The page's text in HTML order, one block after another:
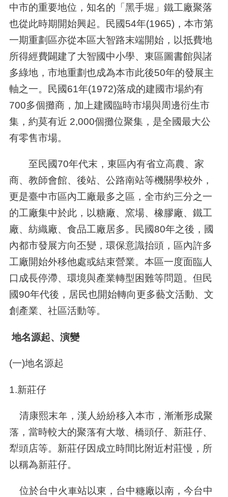
中市的重要地位，知名的「黑手堀」鐵工廠聚落
也從此時期開始興起。民國54年(1965) ，本市第
一期重劃區亦從本區大智路末端開始，以抵費地
所得經費闢建了大智國中小學、東區圖書館與諸
多綠地，市地重劃也成為本市此後50年的發展主
軸之一。民國61年(1972)落成的建國市場約有
700多個攤商，加上建國臨時市場與周邊衍生市
集，約莫有近 2,000個攤位聚集，是全國最大公
有零售市場。
至民國70年代末，東區內有省立高農、家
商、教師會館、後站、公路南站等機關學校外，
更是臺中市區內工廠最多之區，全市約三分之一
的工廠集中於此，以糖廠、窯場、橡膠廠、鐵工
廠、紡織廠、食品工廠居多。民國80年之後，國
內都市發展方向丕變，環保意識抬頭，區內許多
工廠開始外移他處或結束營業。本區一度面臨人
口成長停滯、環境與產業轉型困難等問題。但民
國90年代後，居民也開始轉向更多藝文活動、文
創產業、社區活動等。
地名源起、演變
(一)地名源起
1.新莊仔
清康熙末年，漢人紛紛移入本市，漸漸形成聚
落，當時較大的聚落有大墩、橋頭仔、新莊仔、
犁頭店等。新莊仔因成立時間比附近村莊慢，所
以稱為新莊仔。
位於台中火車站以東，台中糖廠以南，今台中